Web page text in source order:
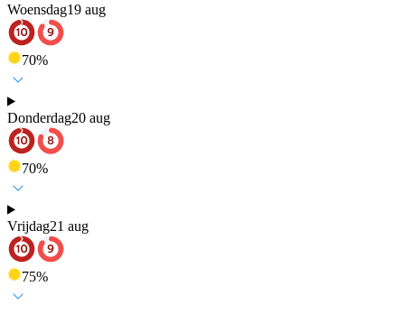
Woensdag19 aug
70%
Donderdag20 aug
70%
Vrijdag21 aug
75%